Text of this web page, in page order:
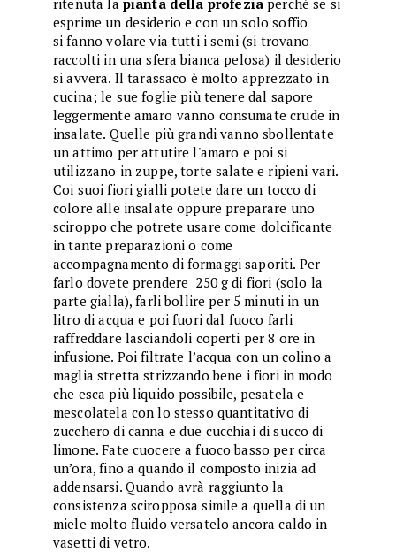
esprime un desiderio e con un solo soffio
si fanno volare via tutti i semi (si trovano
raccolti in una sfera bianca pelosa) il desiderio
si avvera. Il tarassaco è molto apprezzato in
cucina; le sue foglie più tenere dal sapore
leggermente amaro vanno consumate crude in
insalate. Quelle più grandi vanno sbollentate
un attimo per attutire l'amaro e poi si
utilizzano in zuppe, torte salate e ripieni vari.
Coi suoi fiori gialli potete dare un tocco di
colore alle insalate oppure preparare uno
sciroppo che potrete usare come dolcificante
in tante preparazioni o come
accompagnamento di formaggi saporiti. Per
farlo dovete prendere 250 g di fiori (solo la
parte gialla), farli bollire per 5 minuti in un
litro di acqua e poi fuori dal fuoco farli
raffreddare lasciandoli coperti per 8 ore in
infusione. Poi filtrate l’acqua con un colino a
maglia stretta strizzando bene i fiori in modo
che esca più liquido possibile, pesatela e
mescolatela con lo stesso quantitativo di
zucchero di canna e due cucchiai di succo di
limone. Fate cuocere a fuoco basso per circa
un’ora, fino a quando il composto inizia ad
addensarsi. Quando avrà raggiunto la
consistenza sciropposa simile a quella di un
miele molto fluido versatelo ancora caldo in
vasetti di vetro.